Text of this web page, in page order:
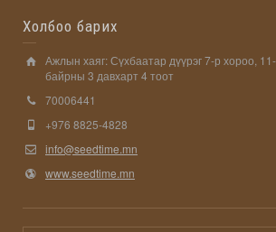
Холбоо барих
Ажлын хаяг: Сүхбаатар дүүрэг 7-р хороо,
байрны 3 давхарт 4 тоот
70006441
+976 8825-4828
info@seedtime.mn
www.seedtime.mn